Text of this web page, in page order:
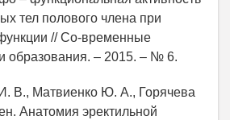
тел полового члена при
// Со-временные
образования. – 2015. – № 6.
В., Матвиенко Ю. А., Горячева
Анатомия эректильной